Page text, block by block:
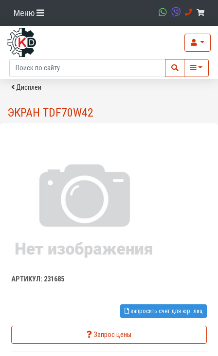
Меню
Дисплеи
ЭКРАН TDF70W42
АРТИКУЛ: 231685
запросить счет для юр. лиц
Запрос цены